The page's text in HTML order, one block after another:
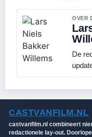
OVER
De
CASTVANFILM.NL
castvanfilm.nl combineert
redactionele lay-out.